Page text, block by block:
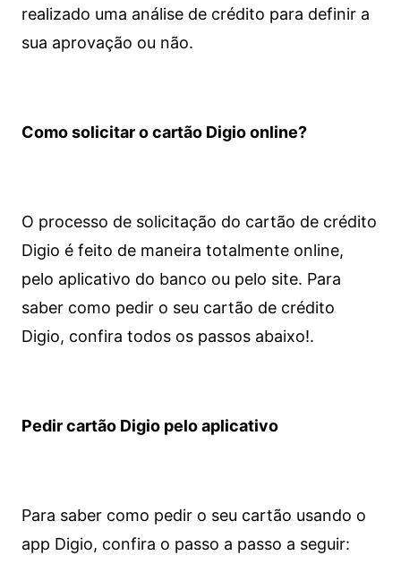
realizado uma análise de crédito para definir a
sua aprovação ou não.
Como solicitar o cartão Digio online?
O processo de solicitação do cartão de crédito
Digio é feito de maneira totalmente online,
pelo aplicativo do banco ou pelo site. Para
saber como pedir o seu cartão de crédito
Digio, confira todos os passos abaixo!.
Pedir cartão Digio pelo aplicativo
Para saber como pedir o seu cartão usando o
app Digio, confira o passo a passo a seguir: